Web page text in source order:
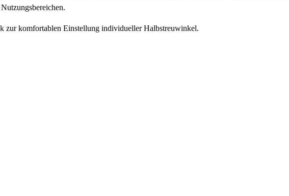
komfortablen Einstellung individueller Halbstreuwinkel.